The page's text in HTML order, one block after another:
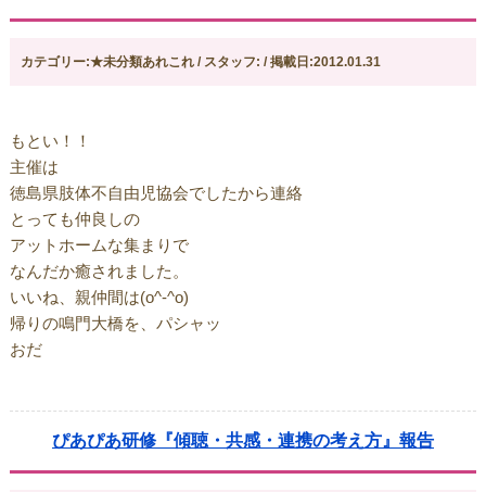
カテゴリー:★未分類あれこれ / スタッフ: / 掲載日:2012.01.31
もとい！！
主催は
徳島県肢体不自由児協会でしたから連絡
とっても仲良しの
アットホームな集まりで
なんだか癒されました。
いいね、親仲間は(o^-^o)
帰りの鳴門大橋を、パシャッ
おだ
ぴあぴあ研修『傾聴・共感・連携の考え方』報告